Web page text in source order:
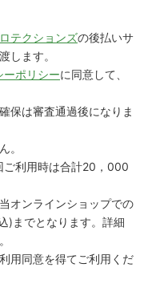
テクションズの後払いサ
します。
ーポリシーに同意して、
保は審査通過後になりま
。
ご利用時は合計20，000
オンラインショップでの
)までとなります。詳細
用同意を得てご利用くだ